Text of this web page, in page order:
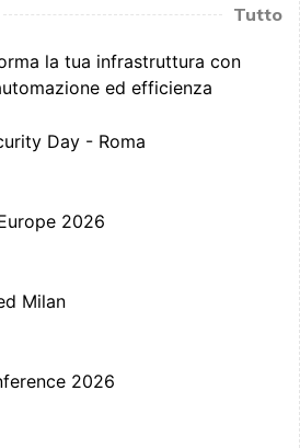
Tutto
la tua infrastruttura con
ed efficienza
Day - Roma
2026
Milan
2026